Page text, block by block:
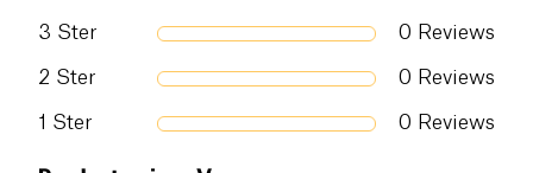
3 Ster 0 Reviews
2 Ster 0 Reviews
1 Ster 0 Reviews